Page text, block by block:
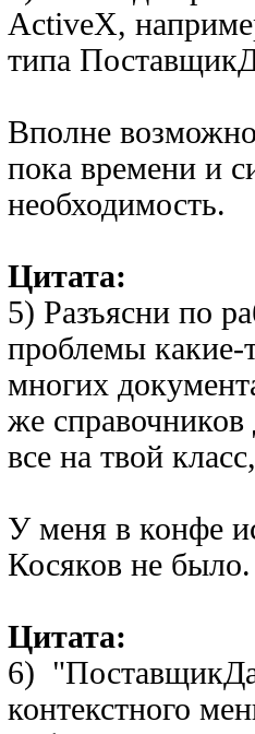
ActiveX,
типа
Вполне
пока времени и
необходимость.
Цитата:
5) Разъясни по
проблемы какие-
многих
же
все на твой
У меня в конфе
Косяков не
Цитата:
6)
контекстного